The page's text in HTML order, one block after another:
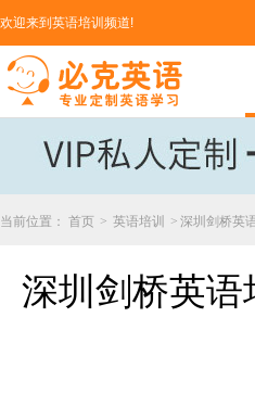
欢迎来到英语培训频道!
当前位置： 首页 > 英语培训 > 深圳剑桥英
深圳剑桥英语